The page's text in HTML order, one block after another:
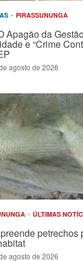
PIRASSUNUNGA
Apagão da
e “Crime
agosto de 2026
ÚLTIMAS
petrechos
agosto de 2026